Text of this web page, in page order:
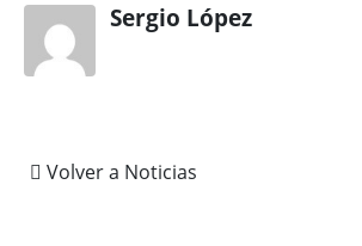
Sergio López
Volver a Noticias